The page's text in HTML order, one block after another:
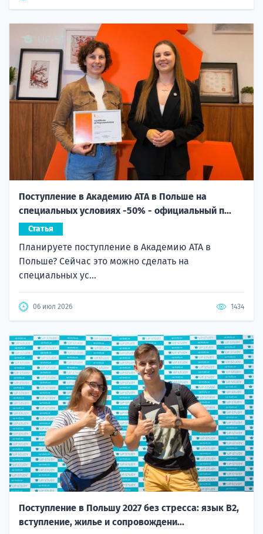
Поступление в Академию ATA в Польше на
специальных условиях -50% - официальный п...
Статья
Планируете поступление в Академию ATA в
Польше? Сейчас это можно сделать на
специальных ус...
06 июл 2026 1434
Поступление в Польшу 2027 без стресса: язык B2,
вступление, жилье и сопровождени...